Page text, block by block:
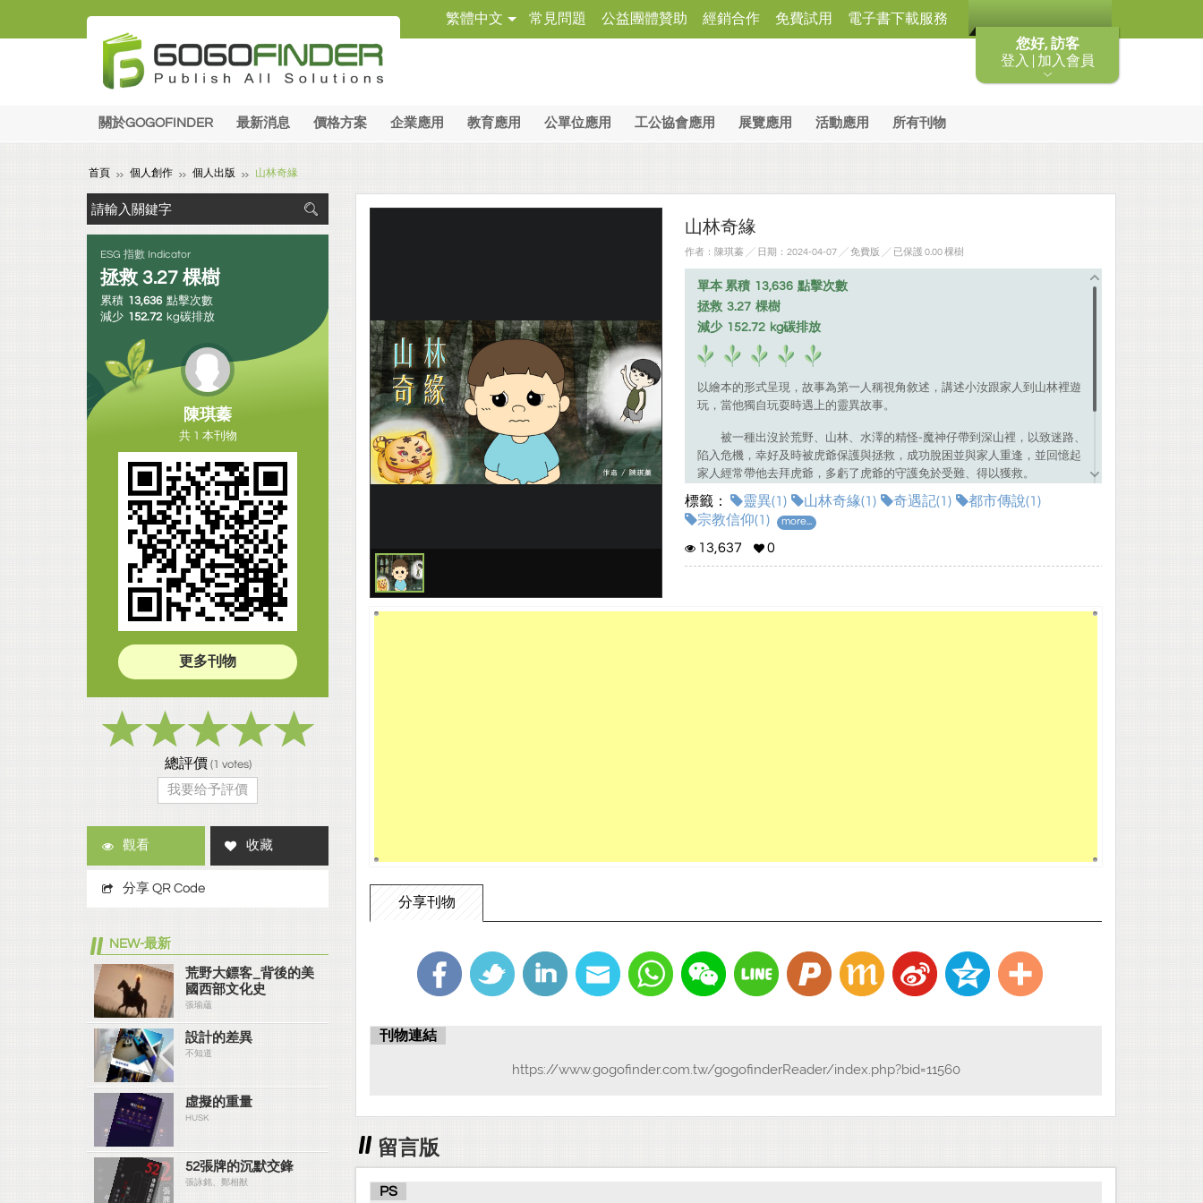
您好, 訪客
登入 | 加入會員
繁體中文 常見問題 公益團體贊助 經銷合作 免費試用 電子書下載服務
關於GOGOFINDER 最新消息 價格方案 企業應用 教育應用 公單位應用 工公協會應用 展覽應用 活動應用 所有刊物
首頁 個人創作 個人出版 山林奇緣
山林奇緣
作者：陳琪蓁 ╱ 日期：2024-04-07 ╱ 免費版 ╱ 已保護 0.00 棵樹
單本 累積 13,636 點擊次數
拯救 3.27 棵樹
減少 152.72 kg碳排放
以繪本的形式呈現，故事為第一人稱視角敘述，講述小汝跟家人到山林裡遊
玩，當他獨自玩耍時遇上的靈異故事。
被一種出沒於荒野、山林、水澤的精怪-魔神仔帶到深山裡，以致迷路、
陷入危機，幸好及時被虎爺保護與拯救，成功脫困並與家人重逢，並回憶起
家人經常帶他去拜虎爺，多虧了虎爺的守護免於受難、得以獲救。
虎爺是道教中一種以虎為形象的神祇，本身具有驅邪、招財、鎮宅等神
力，扮演驅邪和守護信徒財物的角色，多數廟宇都可以見到祂的身影。由於
多供奉於幼童視線容易接觸到的地上，也被視為「兒童的守護神」，祈求小
標籤： 靈異(1) 山林奇緣(1) 奇遇記(1)
都市傳說(1)
宗教信仰(1)
more...
13,637 0
分享刊物
刊物連結
https://www.gogofinder.com.tw/gogofinderReader/index.php?bid=11560
留言版
PS
ESG 指數 Indicator
拯救 3.27 棵樹
累積 13,636 點擊次數
減少 152.72 kg碳排放
陳琪蓁
共 1 本刊物
更多刊物
總評價 (1 votes)
我要给予評價
觀看 收藏
分享 QR Code
NEW-最新
荒野大鏢客_背後的美
國西部文化史
張瑜蘊
設計的差異
不知道
虛擬的重量
HUSK
52張牌的沉默交鋒
張詠銘、鄭相猷